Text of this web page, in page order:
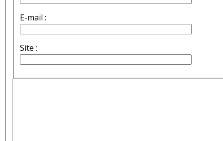
E-mail :
Site :